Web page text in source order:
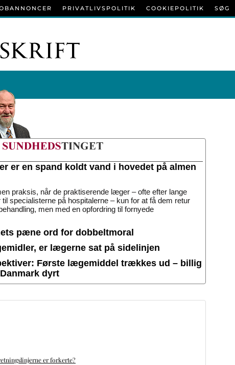
PRIVATLIVSPOLITIK COOKIEPOLITIK SØG
er en spand koldt vand i hovedet på almen
praksis, når de praktiserende læger – ofte efter lange
specialisterne på hospitalerne – kun for at få dem retur
men med en opfordring til fornyede
pæne ord for dobbeltmoral
er lægerne sat på sidelinjen
Første lægemiddel trækkes ud – billig
dyrt
er forkerte?